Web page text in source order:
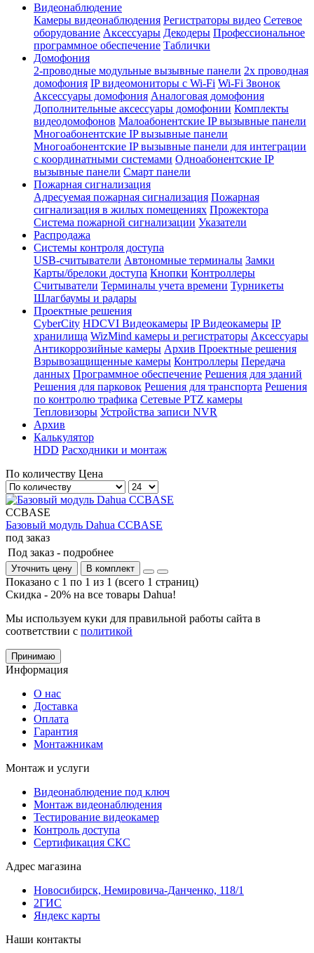
Видеонаблюдение
Камеры видеонаблюдения Регистраторы видео Сетевое
оборудование Аксессуары Декодеры Профессиональное
программное обеспечение Таблички
Домофония
2-проводные модульные вызывные панели 2х проводная
домофония IP видеомониторы с Wi-Fi Wi-Fi Звонок
Аксессуары домофония Аналоговая домофония
Дополнительные аксессуары домофонии Комплекты
видеодомофонов Малоабонентские IP вызывные панели
Многоабонентские IP вызывные панели
Многоабонентские IP вызывные панели для интеграции
с координатными системами Одноабонентские IP
вызывные панели Смарт панели
Пожарная сигнализация
Адресуемая пожарная сигнализация Пожарная
сигнализация в жилых помещениях Прожектора
Система пожарной сигнализации Указатели
Распродажа
Системы контроля доступа
USB-считыватели Автономные терминалы Замки
Карты/брелоки доступа Кнопки Контроллеры
Считыватели Терминалы учета времени Турникеты
Шлагбаумы и радары
Проектные решения
CyberCity HDCVI Видеокамеры IP Видеокамеры IP
хранилища WizMind камеры и регистраторы Аксессуары
Антикоррозийные камеры Архив Проектные решения
Взрывозащищенные камеры Контроллеры Передача
данных Программное обеспечение Решения для зданий
Решения для парковок Решения для транспорта Решения
по контролю трафика Сетевые PTZ камеры
Тепловизоры Устройства записи NVR
Архив
Калькулятор
HDD Расходники и монтаж
По количеству Цена
CCBASE
Базовый модуль Dahua CCBASE
под заказ
Под заказ - подробнее
Уточнить цену В комплект
Показано с 1 по 1 из 1 (всего 1 страниц)
Скидка - 20% на все товары Dahua!
Мы используем куки для правильной работы сайта в
соответствии с политикой
Принимаю
Информация
О нас
Доставка
Оплата
Гарантия
Монтажникам
Монтаж и услуги
Видеонаблюдение под ключ
Монтаж видеонаблюдения
Тестирование видеокамер
Контроль доступа
Сертификация СКС
Адрес магазина
Новосибирск, Немировича-Данченко, 118/1
2ГИС
Яндекс карты
Наши контакты